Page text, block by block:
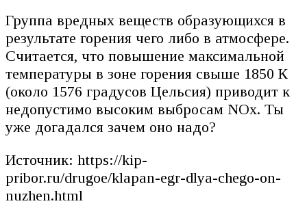
Группа вредных веществ образующихся в
результате горения чего либо в атмосфере.
Считается, что повышение максимальной
температуры в зоне горения свыше 1850 К
(около 1576 градусов Цельсия) приводит к
недопустимо высоким выбросам NOx. Ты
уже догадался зачем оно надо?
Источник: https://kip-
pribor.ru/drugoe/klapan-egr-dlya-chego-on-
nuzhen.html